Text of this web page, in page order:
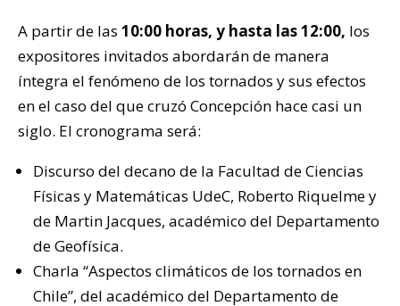
A partir de las 10:00 horas, y hasta las 12:00, los
expositores invitados abordarán de manera
íntegra el fenómeno de los tornados y sus efectos
en el caso del que cruzó Concepción hace casi un
siglo. El cronograma será:
Discurso del decano de la Facultad de Ciencias
Físicas y Matemáticas UdeC, Roberto Riquelme y
de Martin Jacques, académico del Departamento
de Geofísica.
Charla “Aspectos climáticos de los tornados en
Chile”, del académico del Departamento de